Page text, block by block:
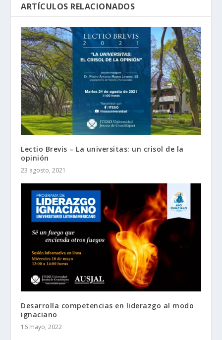
ARTÍCULOS RELACIONADOS
Lectio Brevis – La universitas: un crisol de la
opinión
23 agosto, 2021
Desarrolla competencias en liderazgo al modo
ignaciano
16 mayo, 2022